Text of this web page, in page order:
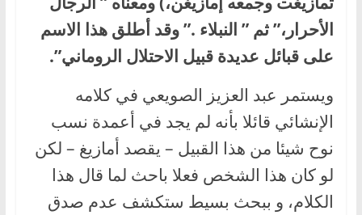
الأحرار،” ثم ” النبلاء .” وقد أطلق هذا الاسم
على قبائل عديدة قبيل الاحتلال الروماني”.
ويستمر عبد العزيز الصويعي في كلامه
الإنشائي قائلا بأنه لم يجد في أعمدة نسب
نوح شيئا من هذا القبيل – يقصد أمازيغ – لكن
لو كان هذا الشخص فعلا باحث لما قال هذا
الكلام، و ببحث بسيط ستكشف عدم صدق